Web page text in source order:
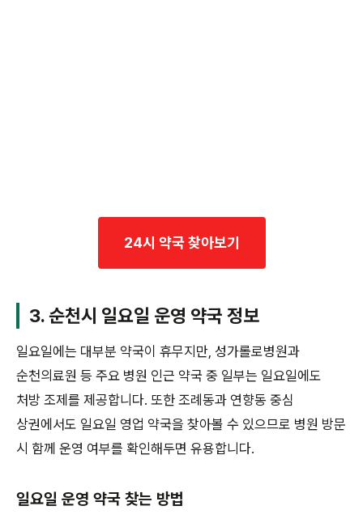
24시 약국 찾아보기
3. 순천시 일요일 운영 약국 정보
일요일에는 대부분 약국이 휴무지만, 성가롤로병원과
순천의료원 등 주요 병원 인근 약국 중 일부는 일요일에도
처방 조제를 제공합니다. 또한 조례동과 연향동 중심
상권에서도 일요일 영업 약국을 찾아볼 수 있으므로 병원 방문
시 함께 운영 여부를 확인해두면 유용합니다.
일요일 운영 약국 찾는 방법